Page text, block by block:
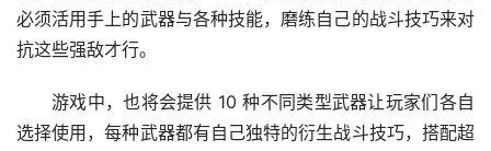
必须活用手上的武器与各种技能，磨练自己的战斗技巧来对
抗这些强敌才行。
游戏中，也将会提供 10 种不同类型武器让玩家们各自
选择使用，每种武器都有自己独特的衍生战斗技巧，搭配超